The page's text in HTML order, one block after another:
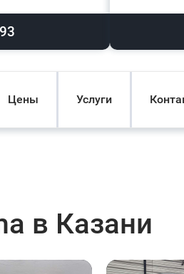
Цены Услуги
в Казани